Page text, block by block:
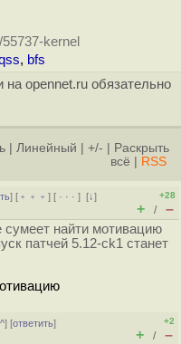
kernel
, bfs
на opennet.ru обязательно
Линейный +/-
Раскрыть
всё
RSS
] [ ﹢﹢﹢] [ · · ·][↓]
+28
+ / –
сумеет найти мотивацию
патчей 5.12-ck1 станет
] [ответить]
+2
+ / –